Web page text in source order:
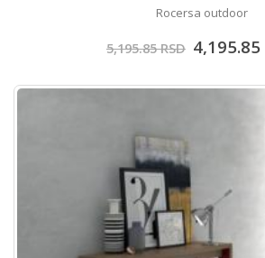
Rocersa outdoor
5,195.85RSD 4,195.85